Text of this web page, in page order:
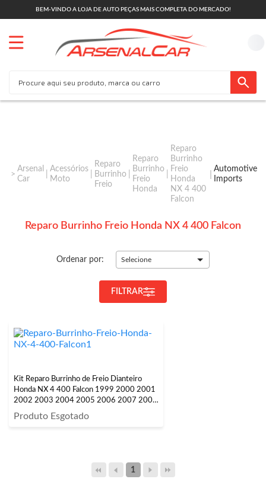
BEM-VINDO A LOJA DE AUTO PEÇAS MAIS COMPLETA DO MERCADO!
Arsenal
Car
Acessórios
Moto
Reparo
Burrinho
Freio
Reparo
Burrinho
Freio
Honda
Reparo
Burrinho
Freio
Honda
NX 4 400
Falcon
Automotive
Imports
Reparo Burrinho Freio Honda NX 4 400 Falcon
Ordenar por: Selecione
FILTRAR
Kit Reparo Burrinho de Freio Dianteiro
Honda NX 4 400 Falcon 1999 2000 2001
2002 2003 2004 2005 2006 2007 2008
5 Peças
Produto Esgotado
1